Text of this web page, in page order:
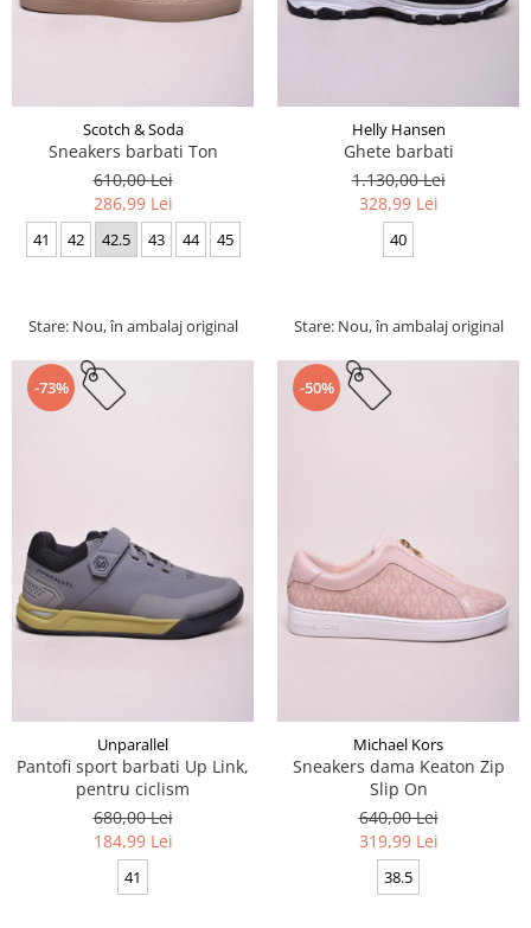
Scotch & Soda
Sneakers barbati Ton
610,00 Lei
286,99 Lei
41 42 42.5 43 44 45
Stare: Nou, în ambalaj original
Helly Hansen
Ghete barbati
1.130,00 Lei
328,99 Lei
40
Stare: Nou, în ambalaj original
-73%
Unparallel
Pantofi sport barbati Up Link,
pentru ciclism
680,00 Lei
184,99 Lei
41
-50%
Michael Kors
Sneakers dama Keaton Zip
Slip On
640,00 Lei
319,99 Lei
38.5